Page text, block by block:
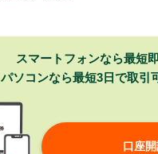
スマートフォンなら最短
パソコンなら最短3日で取引
口座